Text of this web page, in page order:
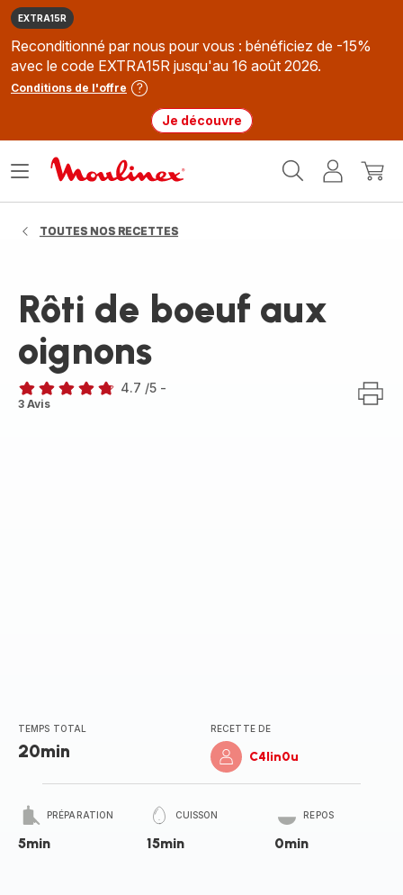
EXTRA15R
Reconditionné par nous pour vous : bénéficiez de -15%
avec le code EXTRA15R jusqu'au 16 août 2026.
Conditions de l'offre
Je découvre
MonMon
Ouvrir
TOUTES NOS RECETTES
Rôti de boeuf aux
oignons
ratings.4.7
4.7 /5 -
3 Avis
TEMPS TOTAL
20min
RECETTE DE
C4lin0u
PRÉPARATION
5min
CUISSON
15min
REPOS
0min